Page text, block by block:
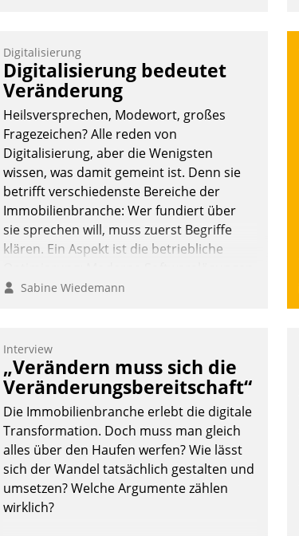
Digitalisierung
Digitalisierung bedeutet
Veränderung
Heilsversprechen, Modewort, großes
Fragezeichen? Alle reden von
Digitalisierung, aber die Wenigsten
wissen, was damit gemeint ist. Denn sie
betrifft verschiedenste Bereiche der
Immobilienbranche: Wer fundiert über
sie sprechen will, muss zuerst Begriffe
klären. Ein Aspekt ist die betriebliche
ermöglichen große Einsparungen durch
Allein mit der Einführung einer neuen
Software ist es nicht getan. Die
Digitalisierung erfordert von
Unternehmen die Bereitschaft, sich zu
überprüfen, zu hinterfragen und zu
verändern.
Sabine Wiedemann
Interview
„Verändern muss sich die
Veränderungsbereitschaft“
Die Immobilienbranche erlebt die digitale
Transformation. Doch muss man gleich
alles über den Haufen werfen? Wie lässt
sich der Wandel tatsächlich gestalten und
umsetzen? Welche Argumente zählen
wirklich?